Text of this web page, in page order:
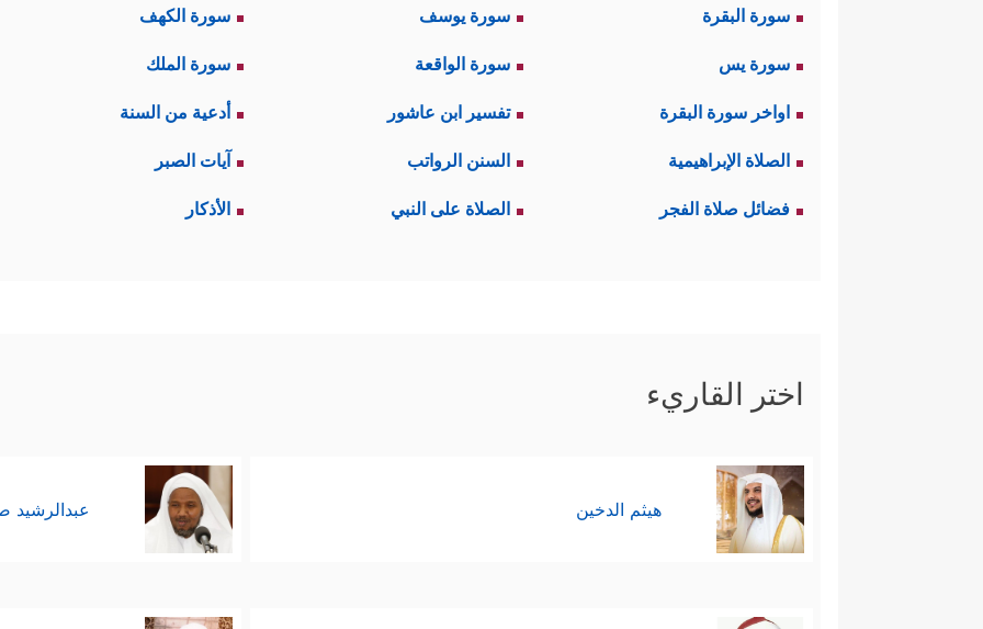
سورة البقرة سورة يوسف سورة الكهف
سورة يس سورة الواقعة سورة الملك
اواخر سورة البقرة تفسير ابن عاشور أدعية من السنة
الصلاة الإبراهيمية السنن الرواتب آيات الصبر
فضائل صلاة الفجر الصلاة على النبي الأذكار
اختر القاريء
هيثم الدخين عبدالرشيد